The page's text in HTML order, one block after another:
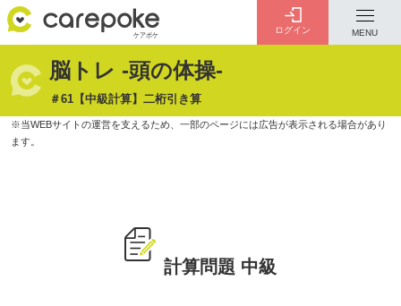
ログイン MENU
会員登録
ID・パスワードをお忘れの方はこちら
脳トレ -頭の体操-
＃61【中級計算】二桁引き算
計算問題 中級